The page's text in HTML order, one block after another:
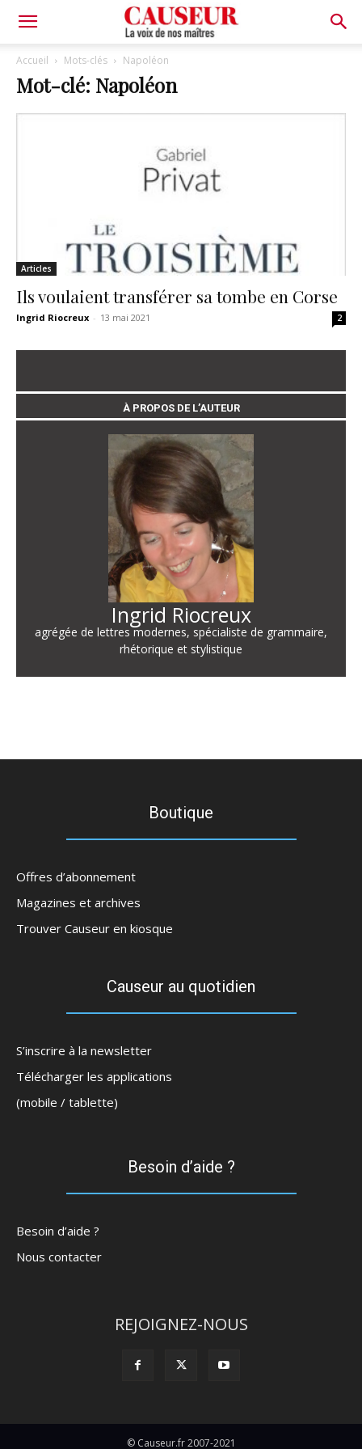
voix
maîtres
Accueil Mots-clés Napoléon
Mot-clé: Napoléon
Articles
Ils voulaient transférer sa tombe en Corse
Ingrid Riocreux - 13 mai 2021 2
À PROPOS DE L’AUTEUR
Ingrid Riocreux
agrégée de lettres modernes, spécialiste de grammaire,
rhétorique et stylistique
Boutique
Offres d’abonnement
Magazines et archives
Trouver Causeur en kiosque
Causeur au quotidien
S’inscrire à la newsletter
Télécharger les applications
(mobile / tablette)
Besoin d’aide ?
Besoin d’aide ?
Nous contacter
REJOIGNEZ-NOUS
© Causeur.fr 2007-2021